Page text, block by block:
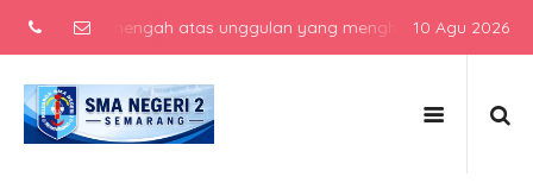
menengah atas unggulan yang menghasilkan lulusan
10 Agu 2026